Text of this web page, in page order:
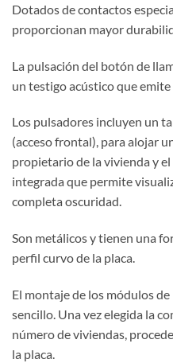
Dotados de contactos
proporcionan mayor
La pulsación del botón de
un testigo acústico que
Los pulsadores incluyen un
(acceso frontal), para alojar
propietario de la vivienda y
integrada que permite
completa oscuridad.
Son metálicos y tienen una
perfil curvo de la placa.
El montaje de los módulos
sencillo. Una vez elegida la
número de viviendas,
la placa.